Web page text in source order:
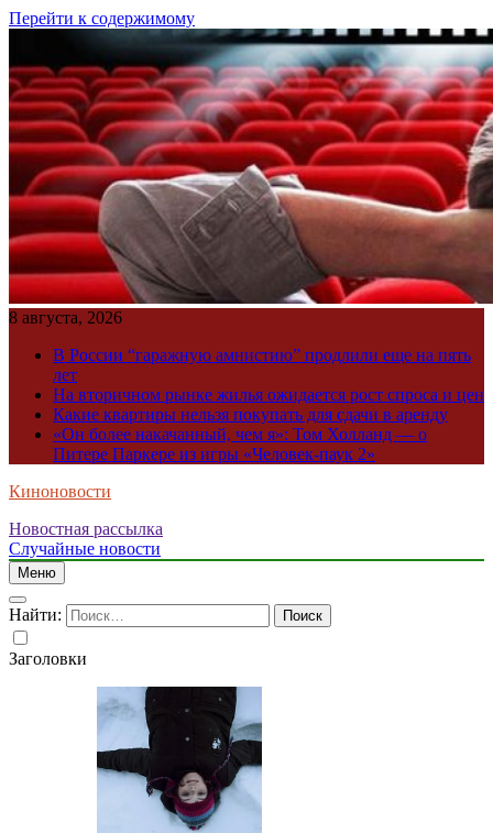
Перейти к содержимому
8 августа, 2026
В России “гаражную амнистию” продлили еще на пять
лет
На вторичном рынке жилья ожидается рост спроса и цен
Какие квартиры нельзя покупать для сдачи в аренду
«Он более накачанный, чем я»: Том Холланд — о
Питере Паркере из игры «Человек-паук 2»
Киноновости
Новостная рассылка
Случайные новости
Меню
Найти:
Заголовки